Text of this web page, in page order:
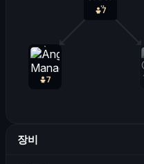
7
7
장비